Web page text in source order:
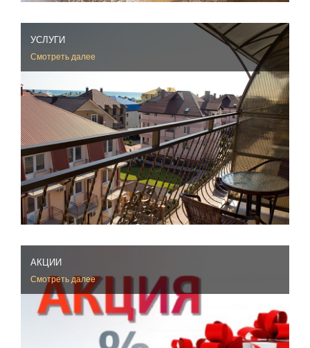
УСЛУГИ
Смотреть далее
АКЦИИ
Смотреть далее